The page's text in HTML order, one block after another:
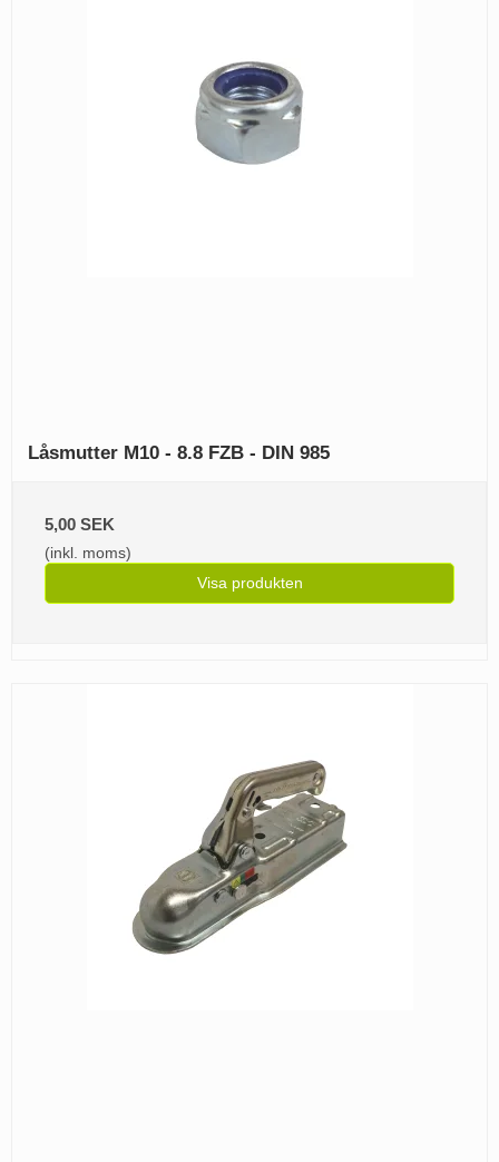
Låsmutter M10 - 8.8 FZB - DIN 985
5,00 SEK
(inkl. moms)
Visa produkten